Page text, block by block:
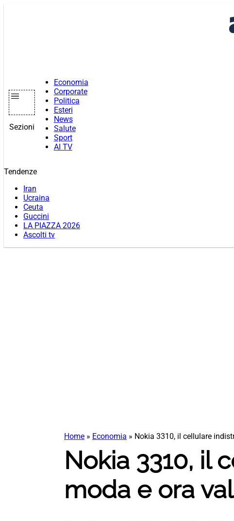
Sezioni
Economia
Corporate
Politica
Esteri
News
Salute
Sport
AI TV
Tendenze
Iran
Ucraina
Ceuta
Guccini
LA PIAZZA 2026
Ascolti tv
Home » Economia » Nokia 3310, il cellulare
Nokia 3310, il
moda e ora